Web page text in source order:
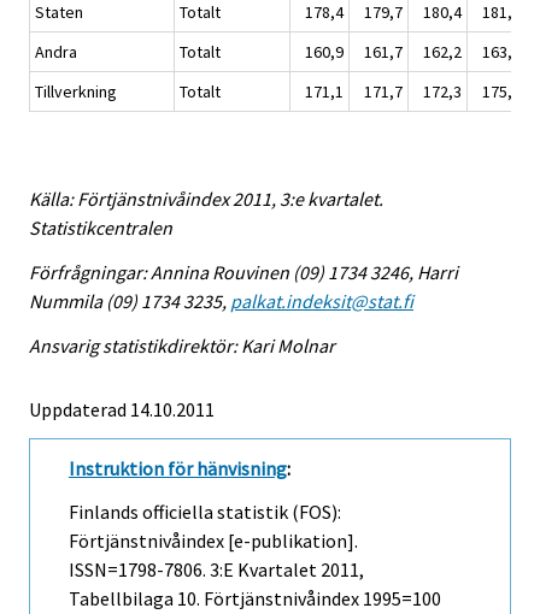
Staten
Totalt 178,4 179,7 180,4 181,6
Andra
Totalt 160,9 161,7 162,2 163,5
Tillverkning
Totalt 171,1 171,7 172,3 175,0
Källa: Förtjänstnivåindex 2011, 3:e kvartalet.
Statistikcentralen
Förfrågningar: Annina Rouvinen (09) 1734 3246, Harri
Nummila (09) 1734 3235, palkat.indeksit@stat.fi
Ansvarig statistikdirektör: Kari Molnar
Uppdaterad 14.10.2011
Instruktion för hänvisning:
Finlands officiella statistik (FOS):
Förtjänstnivåindex [e-publikation].
ISSN=1798-7806. 3:e Kvartalet 2011,
Tabellbilaga 10. Förtjänstnivåindex 1995=100